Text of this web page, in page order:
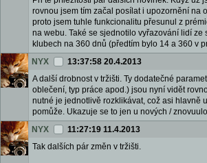
rovnou jsem tím začal posílat i upozornění na
proto jsem tuhle funkcionalitu přesunul z
na webu. Také se sjednotilo vyřazování lidí ze
klubech na 360 dnů (předtím bylo 14 a 360 v
NYX
13:37:58 20.4.2013
A další drobnost v tržišti. Ty dodatečné
oblečení, typ práce apod.) jsou nyní vidět
nutné je jednotlivě rozklikávat, což asi hlavně
pomůže. Ukazuje se to jen u nových /
NYX
11:27:19 11.4.2013
Tak dalších pár změn v tržišti.